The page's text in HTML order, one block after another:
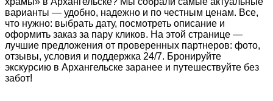
варианты — удобно, надежно и по честным ценам. Все,
что нужно: выбрать дату, посмотреть описание и
оформить заказ за пару кликов. На этой странице —
лучшие предложения от проверенных партнеров: фото,
отзывы, условия и поддержка 24/7. Бронируйте
экскурсию в Архангельске заранее и путешествуйте без
забот!